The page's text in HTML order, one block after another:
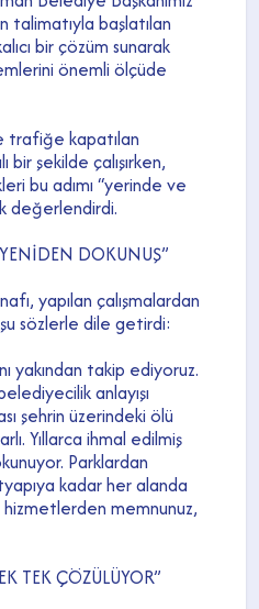
talimatıyla başlatılan
bir çözüm sunarak
önemli ölçüde
trafiğe kapatılan
şekilde çalışırken,
bu adımı “yerinde ve
değerlendirdi.
DOKUNUŞ”
yapılan çalışmalardan
sözlerle dile getirdi:
yakından takip ediyoruz.
anlayışı
şehrin üzerindeki ölü
Yıllarca ihmal edilmiş
Parklardan
kadar her alanda
hizmetlerden memnunuz,
TEK ÇÖZÜLÜYOR”